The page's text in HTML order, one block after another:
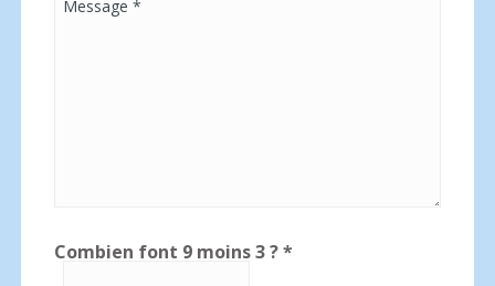
Combien font 9 moins 3 ?*